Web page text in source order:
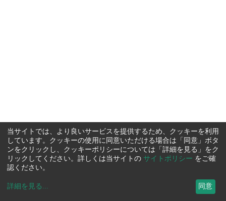
当サイトでは、より良いサービスを提供するため、クッキーを利用
しています。クッキーの使用に同意いただける場合は「同意」ボタ
ンをクリックし、クッキーポリシーについては「詳細を見る」をク
リックしてください。詳しくは当サイトの サイトポリシー をご確
認ください。
詳細を見る ... 同意